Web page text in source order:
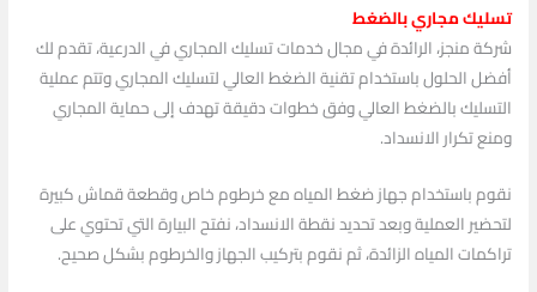
تسليك مجاري بالضغط
شركة منجز، الرائدة في مجال خدمات تسليك المجاري في الدرعية، تقدم لك
أفضل الحلول باستخدام تقنية الضغط العالي لتسليك المجاري وتتم عملية
التسليك بالضغط العالي وفق خطوات دقيقة تهدف إلى حماية المجاري
ومنع تكرار الانسداد.
نقوم باستخدام جهاز ضغط المياه مع خرطوم خاص وقطعة قماش كبيرة
لتحضير العملية وبعد تحديد نقطة الانسداد، نفتح البيارة التي تحتوي على
تراكمات المياه الزائدة، ثم نقوم بتركيب الجهاز والخرطوم بشكل صحيح.